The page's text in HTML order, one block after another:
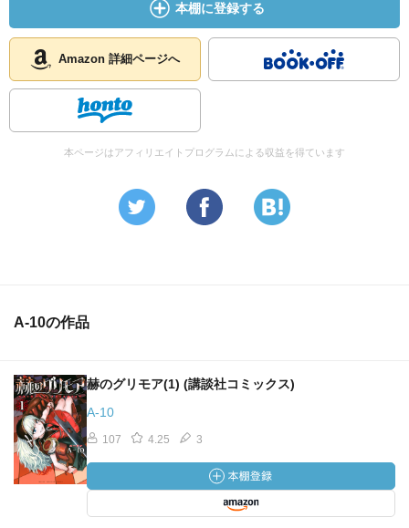
本棚に登録する
Amazon 詳細ページへ
本ページはアフィリエイトプログラムによる収益を得ています
A-10の作品
赫のグリモア(1) (講談社コミックス)
A-10
107 4.25 3